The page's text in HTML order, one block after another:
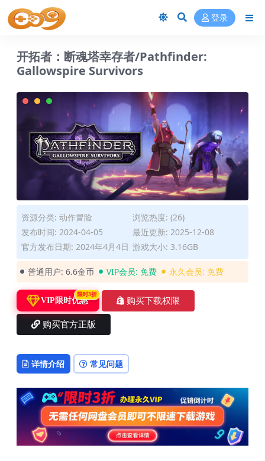
登录
开拓者：断魂塔幸存者/Pathfinder:
Gallowspire Survivors
资源分类: 动作冒险
浏览热度: (26)
发布时间: 2024-04-05
最近更新: 2025-12-08
官方发布日期: 2024年4月4日 游戏大小: 3.16GB
普通用户: 6.6金币 VIP会员: 免费 永久会员: 免费
VIP限时优惠
限时3折
购买下载权限
购买官方正版
详情介绍 常见问题